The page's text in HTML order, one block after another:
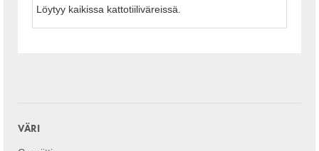
Löytyy kaikissa kattotiiliväreissä.
VÄRI